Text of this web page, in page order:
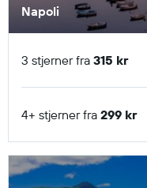
Napoli
3 stjerner fra 315 kr
4+ stjerner fra 299 kr